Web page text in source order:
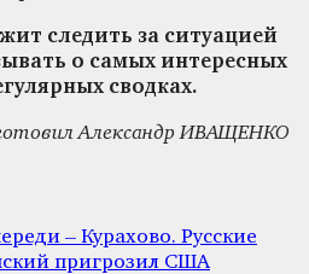
следить за ситуацией
о самых интересных
сводках.
Александр ИВАЩЕНКО
– Курахово. Русские
пригрозил США